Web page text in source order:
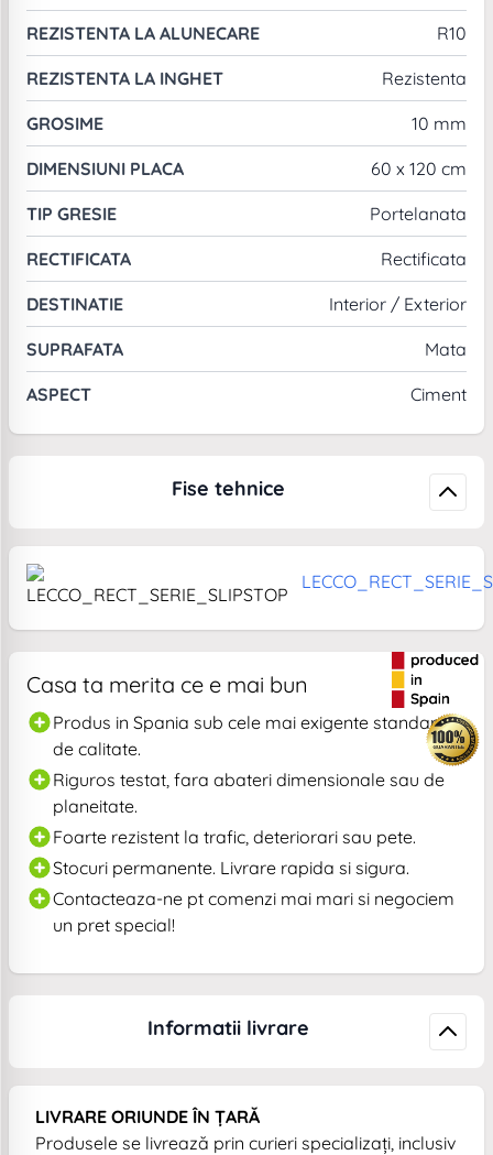
REZISTENTA LA ALUNECARE R10
REZISTENTA LA INGHET Rezistenta
GROSIME 10 mm
DIMENSIUNI PLACA 60 x 120 cm
TIP GRESIE Portelanata
RECTIFICATA Rectificata
DESTINATIE Interior / Exterior
SUPRAFATA Mata
ASPECT Ciment
Fise tehnice
Casa ta merita ce e mai bun
Produs in Spania sub cele mai exigente standarde
de calitate.
Riguros testat, fara abateri dimensionale sau de
planeitate.
Foarte rezistent la trafic, deteriorari sau pete.
Stocuri permanente. Livrare rapida si sigura.
Contacteaza-ne pt comenzi mai mari si negociem
un pret special!
Informatii livrare
LIVRARE ORIUNDE ÎN ȚARĂ
Produsele se livrează prin curieri specializați, inclusiv